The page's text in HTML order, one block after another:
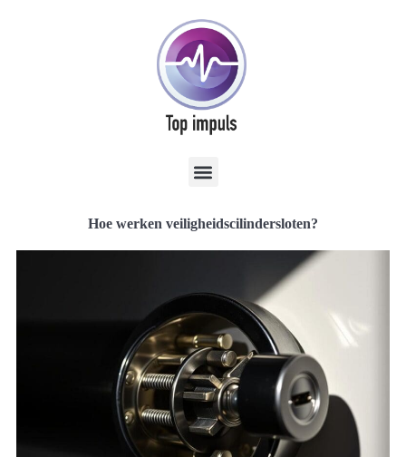
Hoe werken veiligheidscilindersloten?